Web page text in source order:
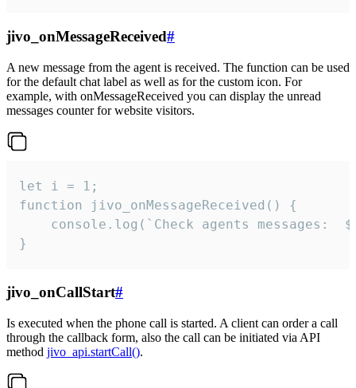
jivo_onMessageReceived#
A new message from the agent is received. The function can be used
for the default chat label as well as for the custom icon. For
example, with onMessageReceived you can display the unread
messages counter for website visitors.
let i = 1;
function jivo_onMessageReceived() {
}
jivo_onCallStart#
Is executed when the phone call is started. A client can order a call
through the callback form, also the call can be initiated via API
method jivo_api.startCall().